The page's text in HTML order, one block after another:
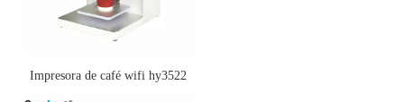
Impresora de café wifi hy3522